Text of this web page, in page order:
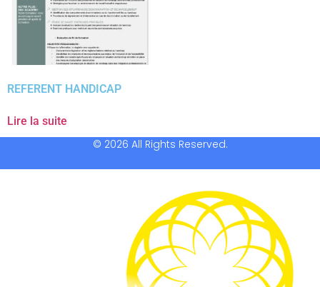
REFERENT HANDICAP
Lire la suite
© 2026 All Rights Reserved.